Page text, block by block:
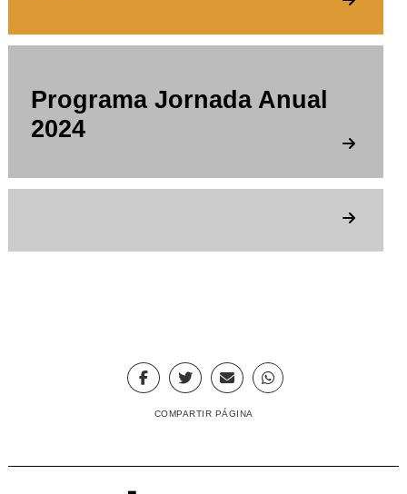
Programa Jornada Anual
2024
COMPARTIR PÁGINA